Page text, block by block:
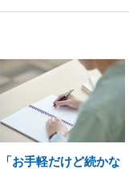
「お手軽だけど続かな